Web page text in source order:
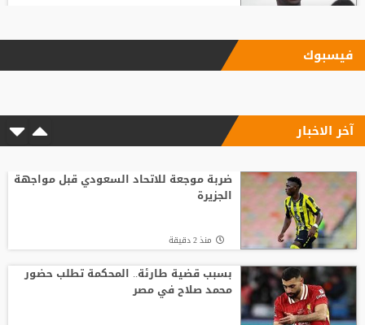
ليفربول يحسم صفقة أراخو لاعب برشلونة
مأساة وفاة لاعب شاب
باريس سان جيرمان يتوصل إلى اتفاق مع
فيران توريس
فيسبوك
آخر الاخبار
ضربة موجعة للاتحاد السعودي قبل مواجهة
الجزيرة
منذ 2 دقيقة
بسبب قضية طارئة.. المحكمة تطلب حضور
محمد صلاح في مصر